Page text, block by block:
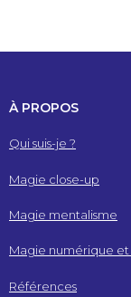
À PROPOS
Qui suis-je ?
Magie close-up
Magie mentalisme
Magie numérique
Références